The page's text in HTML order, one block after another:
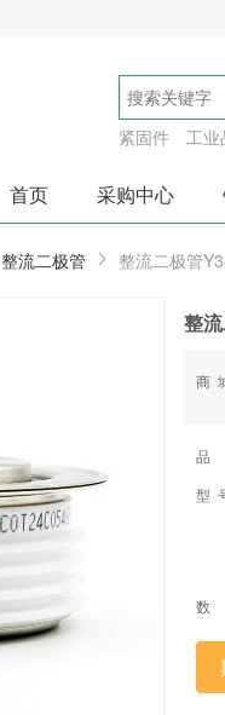
紧固件 工业
首页 采购中心
整流二极管 整流二极管
整
商
型